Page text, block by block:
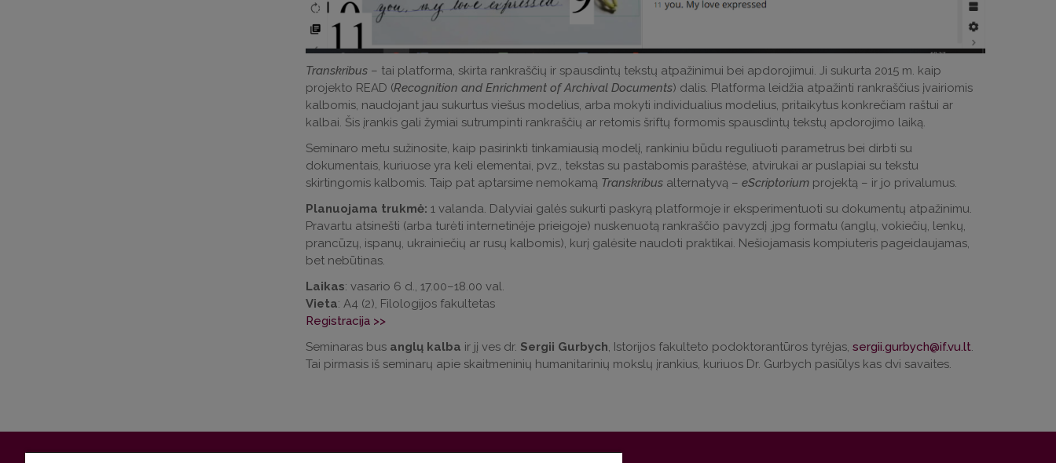
Transkribus– tai platforma, skirta rankraščių ir spausdintų tekstų atpažinimui bei apdorojimui. Ji sukurta 2015 m. kaip
projekto READ (Recognition and Enrichment of Archival Documents) dalis. Platforma leidžia atpažinti rankraščius įvairiomis
kalbomis, naudojant jau sukurtus viešus modelius, arba mokyti individualius modelius, pritaikytus konkrečiam raštui ar
kalbai. Šis įrankis gali žymiai sutrumpinti rankraščių ar retomis šriftų formomis spausdintų tekstų apdorojimo laiką.
Seminaro metu sužinosite, kaip pasirinkti tinkamiausią modelį, rankiniu būdu reguliuoti parametrus bei dirbti su
dokumentais, kuriuose yra keli elementai, pvz., tekstas su pastabomis paraštėse, atvirukai ar puslapiai su tekstu
skirtingomis kalbomis. Taip pat aptarsime nemokamą Transkribusalternatyvą – eScriptoriumprojektą – ir jo privalumus.
Planuojama trukmė: 1 valanda. Dalyviai galės sukurti paskyrą platformoje ir eksperimentuoti su dokumentų atpažinimu.
Pravartu atsinešti (arba turėti internetinėje prieigoje) nuskenuotą rankraščio pavyzdį .jpg formatu (anglų, vokiečių, lenkų,
prancūzų, ispanų, ukrainiečių ar rusų kalbomis), kurį galėsite naudoti praktikai. Nešiojamasis kompiuteris pageidaujamas,
bet nebūtinas.
Laikas: vasario 6 d., 17.00–18.00 val.
Vieta: A4 (2), Filologijos fakultetas
Registracija >>
Seminaras bus anglų kalba ir jį ves dr. Sergii Gurbych, Istorijos fakulteto podoktorantūros tyrėjas, sergii.gurbych@if.vu.lt.
Tai pirmasis iš seminarų apie skaitmeninių humanitarinių mokslų įrankius, kuriuos Dr. Gurbych pasiūlys kas dvi savaites.